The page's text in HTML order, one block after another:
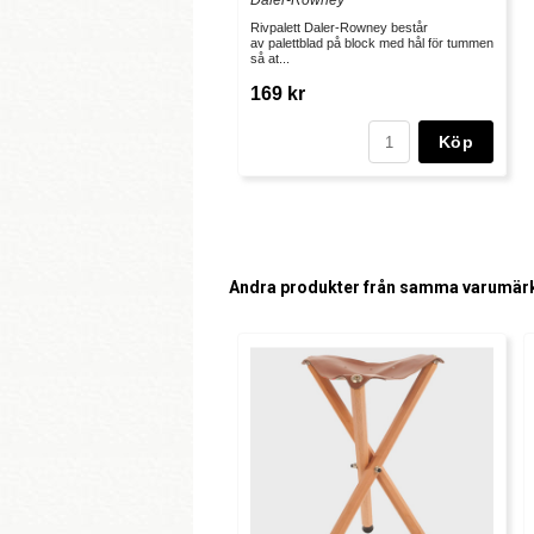
Rivpalett Daler-Rowney består
av palettblad på block med hål för tummen
så at...
169 kr
Köp
Andra produkter från samma